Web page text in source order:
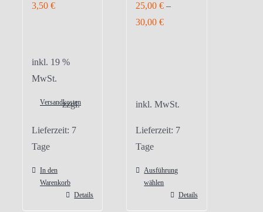
3,50 €
inkl. 19 %
MwSt.
zzgl.
Versandkosten
Lieferzeit: 7
Tage
In den
Warenkorb
Details
25,00€ –
30,00€
inkl. MwSt.
Lieferzeit: 7
Tage
Ausführung
wählen
Details